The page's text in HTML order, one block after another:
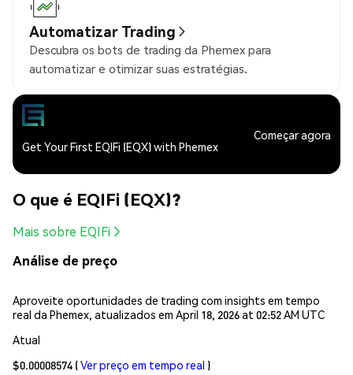
Automatizar Trading
Descubra os bots de trading da Phemex para
automatizar e otimizar suas estratégias.
Get Your First EQIFi (EQX) with Phemex
Começar agora
O que é EQIFi (EQX)?
Mais sobre EQIFi
Análise de preço
Aproveite oportunidades de trading com insights em tempo
real da Phemex, atualizados em April 18, 2026 at 02:52 AM UTC
Atual
$0.00008574 (Ver preço em tempo real )